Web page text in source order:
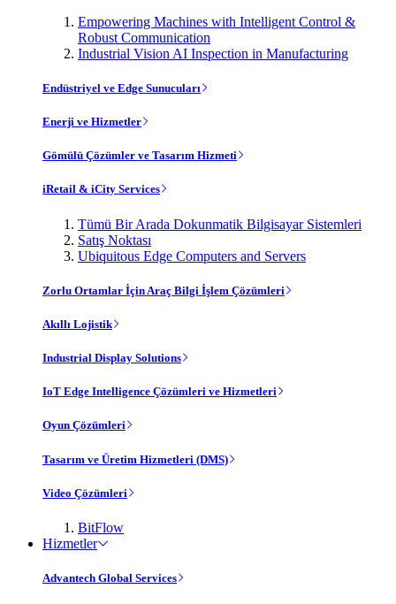
Empowering Machines with Intelligent Control &
Robust Communication
Industrial Vision AI Inspection in Manufacturing
Endüstriyel ve Edge Sunucuları
Enerji ve Hizmetler
Gömülü Çözümler ve Tasarım Hizmeti
iRetail & iCity Services
Tümü Bir Arada Dokunmatik Bilgisayar Sistemleri
Satış Noktası
Ubiquitous Edge Computers and Servers
Zorlu Ortamlar İçin Araç Bilgi İşlem Çözümleri
Akıllı Lojistik
Industrial Display Solutions
IoT Edge Intelligence Çözümleri ve Hizmetleri
Oyun Çözümleri
Tasarım ve Üretim Hizmetleri (DMS)
Video Çözümleri
BitFlow
Hizmetler
Advantech Global Services